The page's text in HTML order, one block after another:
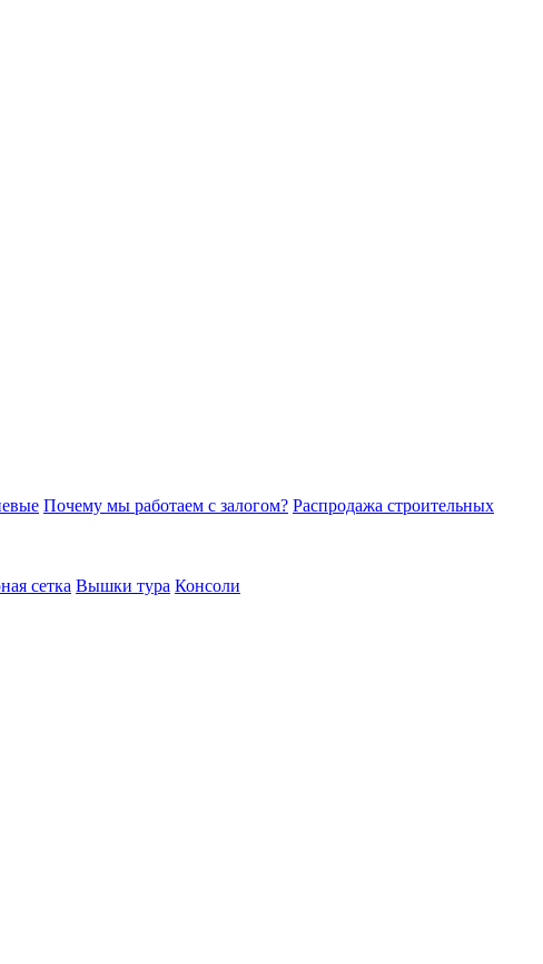
Почему мы работаем с залогом? Распродажа строительных
сетка Вышки тура Консоли